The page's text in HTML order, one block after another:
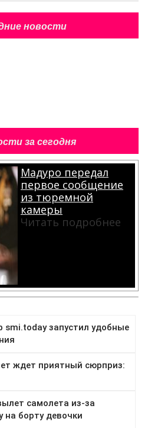
новости
за сегодня
Мадуро передал
первое сообщение
из тюремной
камеры
Читать подробнее